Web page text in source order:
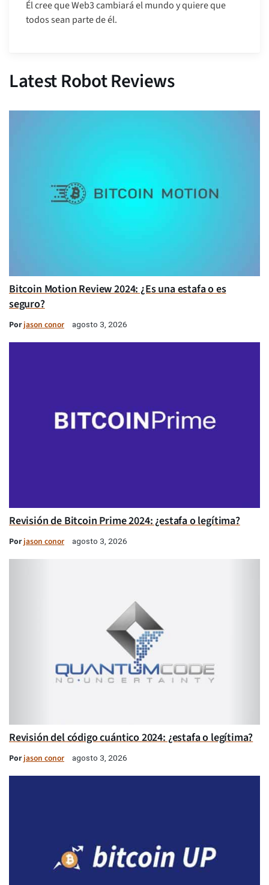
Él cree que Web3 cambiará el mundo y quiere que
todos sean parte de él.
Latest Robot Reviews
Bitcoin Motion Review 2024: ¿Es una estafa o es
seguro?
Porjason conor agosto 3, 2026
Revisión de Bitcoin Prime 2024: ¿estafa o legítima?
Porjason conor agosto 3, 2026
Revisión del código cuántico 2024: ¿estafa o legítima?
Porjason conor agosto 3, 2026